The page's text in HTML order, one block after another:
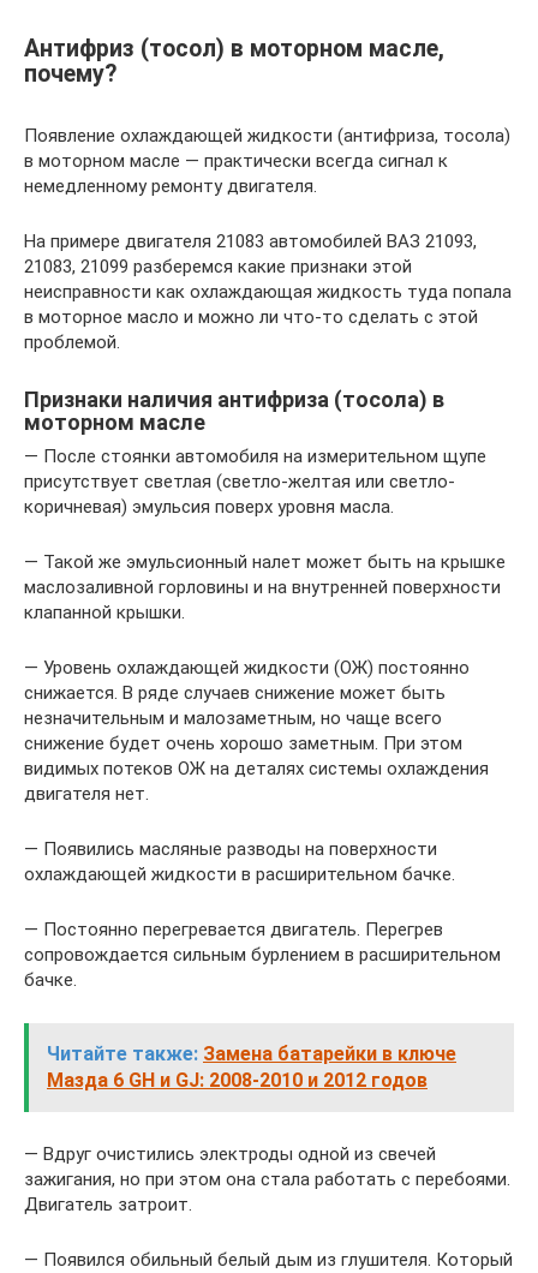
Антифриз (тосол) в моторном масле,
почему?
Появление охлаждающей жидкости (антифриза, тосола)
в моторном масле — практически всегда сигнал к
немедленному ремонту двигателя.
На примере двигателя 21083 автомобилей ВАЗ 21093,
21083, 21099 разберемся какие признаки этой
неисправности как охлаждающая жидкость туда попала
в моторное масло и можно ли что-то сделать с этой
проблемой.
Признаки наличия антифриза (тосола) в
моторном масле
— После стоянки автомобиля на измерительном щупе
присутствует светлая (светло-желтая или светло-
коричневая) эмульсия поверх уровня масла.
— Такой же эмульсионный налет может быть на крышке
маслозаливной горловины и на внутренней поверхности
клапанной крышки.
— Уровень охлаждающей жидкости (ОЖ) постоянно
снижается. В ряде случаев снижение может быть
незначительным и малозаметным, но чаще всего
снижение будет очень хорошо заметным. При этом
видимых потеков ОЖ на деталях системы охлаждения
двигателя нет.
— Появились масляные разводы на поверхности
охлаждающей жидкости в расширительном бачке.
— Постоянно перегревается двигатель. Перегрев
сопровождается сильным бурлением в расширительном
бачке.
Читайте также: Замена батарейки в ключе
Мазда 6 GH и GJ: 2008-2010 и 2012 годов
— Вдруг очистились электроды одной из свечей
зажигания, но при этом она стала работать с перебоями.
Двигатель затроит.
— Появился обильный белый дым из глушителя. Который